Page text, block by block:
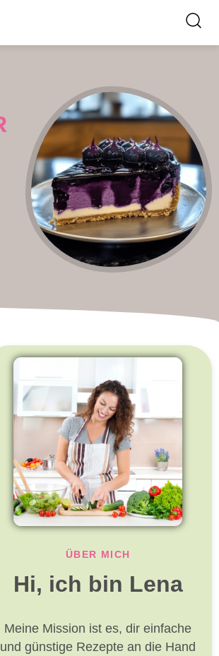
ÜBER MICH
Hi, ich bin Lena
Meine Mission ist es, dir einfache
und günstige Rezepte an die Hand